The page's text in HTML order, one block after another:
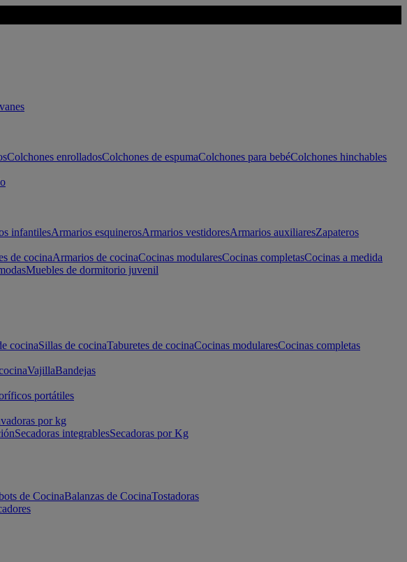
Colchones enrolladosColchones de espumaColchones para bebéColchones hinchables
infantilesArmarios esquinerosArmarios vestidoresArmarios auxiliaresZapateros
de cocinaArmarios de cocinaCocinas modularesCocinas completasCocinas a medida
Muebles de dormitorio juvenil
cocinaSillas de cocinaTaburetes de cocinaCocinas modularesCocinas completas
VajillaBandejas
portátiles
por kg
Secadoras integrablesSecadoras por Kg
de CocinaBalanzas de CocinaTostadoras